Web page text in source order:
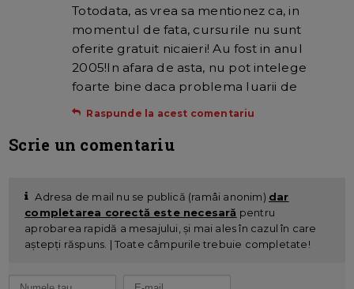
Totodata, as vrea sa mentionez ca, in
momentul de fata, cursurile nu sunt
oferite gratuit nicaieri! Au fost in anul
2005!In afara de asta, nu pot intelege
foarte bine daca problema luarii de
Raspunde la acest comentariu
Scrie un comentariu
Adresa de mail nu se publică (ramâi anonim) dar
completarea corectă este necesară pentru
aprobarea rapidă a mesajului, și mai ales în cazul în care
aștepți răspuns. | Toate câmpurile trebuie completate!